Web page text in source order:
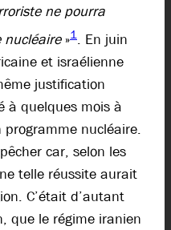
ne pourra
nucléaire»1. En juin
et israélienne
justification
à quelques mois à
nucléaire.
car, selon les
telle réussite aurait
C’était d’autant
que le régime iranien